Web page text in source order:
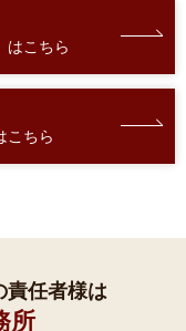
はこちら
こちら
責任者様は
所